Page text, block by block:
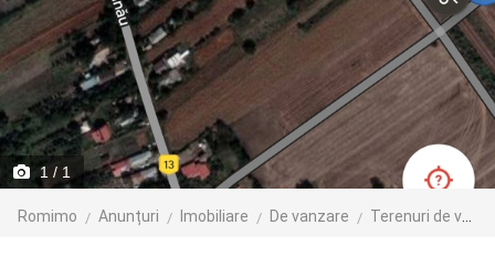
1 / 1
Romimo Anunțuri Imobiliare De vanzare Terenuri de vanzare